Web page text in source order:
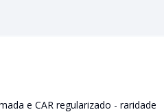
e CAR regularizado - raridade